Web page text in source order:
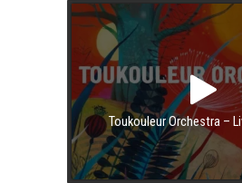
Toukouleur Orchestra –